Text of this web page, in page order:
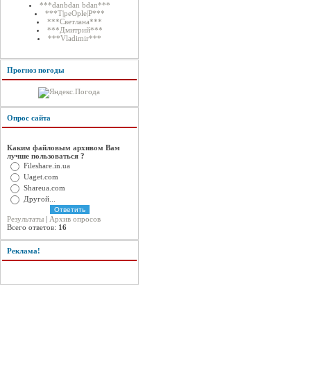
***danbdan bdan***
***T|peOple|P***
***Светлана***
***Дмитрий***
***Vladimir***
Прогноз погоды
Опрос сайта
Каким файловым архивом Вам
лучше пользоваться ?
Fileshare.in.ua
Uaget.com
Shareua.com
Другой...
Результаты | Архив опросов
Всего ответов: 16
Реклама!